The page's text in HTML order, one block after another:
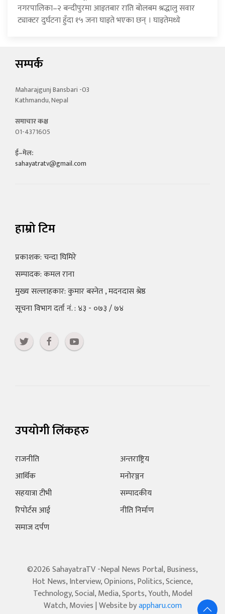
नगरपालिका–२ बन्दीपुरमा आइतबार राति बोलबम श्रद्धालु सवार
ट्याक्टर दुर्घटना हुँदा १५ जना घाइते भएका छन् । घाइतेमध्ये
सम्पर्क
Maharajgunj Bansbari -03
Kathmandu, Nepal
समाचार कक्ष
01-4371605
ई–मेल:
sahayatratv@gmail.com
हाम्रो टिम
प्रकाशक: चन्दा घिमिरे
सम्पादक: कमल राना
मुख्य सल्लाहकार: कुमार बस्नेत , मदनदास श्रेष्ठ
सूचना विभाग दर्ता नं. : ४३ - ०७३ / ७४
उपयोगी लिंकहरु
राजनीति
आर्थिक
सहयात्रा टीभी
रिपोर्टस आई
समाज दर्पण
अन्तराष्ट्रिय
मनोरञ्जन
सम्पादकीय
नीति निर्माण
©2026 SahayatraTV -Nepal News Portal, Business,
Hot News, Interview, Opinions, Politics, Science,
Technology, Social, Media, Sports, Youth, Model
Watch, Movies | Website byappharu.com